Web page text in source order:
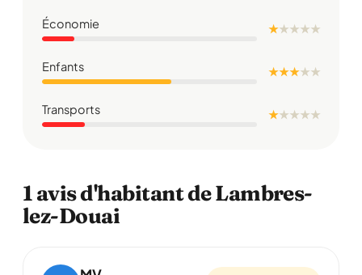
Économie ★★★★★
Enfants ★ ★ ★★★
Transports ★★★★★
1 avis d'habitant de Lambres-
lez-Douai